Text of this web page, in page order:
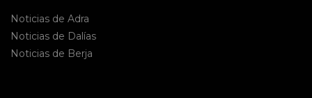
Noticias de Adra
Noticias de Dalías
Noticias de Berja